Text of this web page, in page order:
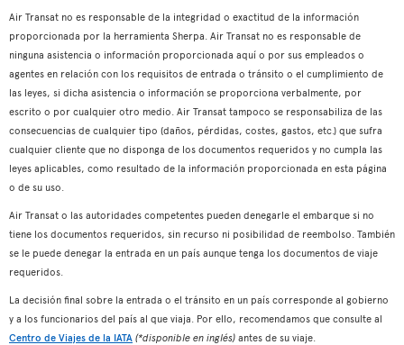
Air Transat no es responsable de la integridad o exactitud de la información
proporcionada por la herramienta Sherpa. Air Transat no es responsable de
ninguna asistencia o información proporcionada aquí o por sus empleados o
agentes en relación con los requisitos de entrada o tránsito o el cumplimiento de
las leyes, si dicha asistencia o información se proporciona verbalmente, por
escrito o por cualquier otro medio. Air Transat tampoco se responsabiliza de las
consecuencias de cualquier tipo (daños, pérdidas, costes, gastos, etc.) que sufra
cualquier cliente que no disponga de los documentos requeridos y no cumpla las
leyes aplicables, como resultado de la información proporcionada en esta página
o de su uso.
Air Transat o las autoridades competentes pueden denegarle el embarque si no
tiene los documentos requeridos, sin recurso ni posibilidad de reembolso. También
se le puede denegar la entrada en un país aunque tenga los documentos de viaje
requeridos.
La decisión final sobre la entrada o el tránsito en un país corresponde al gobierno
y a los funcionarios del país al que viaja. Por ello, recomendamos que consulte al
Centro de Viajes de la IATA (*disponible en inglés) antes de su viaje.